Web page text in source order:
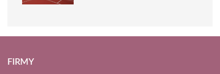
FIRMY